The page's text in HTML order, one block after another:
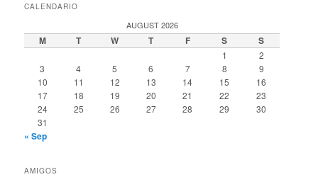
CALENDARIO
AUGUST 2026
M T W T F S S
1
2
3
4 5 6 7 8
9
10
11 12 13 14 15
16
17
18 19 20 21 22
23
24
25 26 27 28 29
30
31
« Sep
AMIGOS